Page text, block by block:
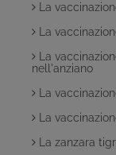
La
La
La
nell'anziano
La
La
La zanzara